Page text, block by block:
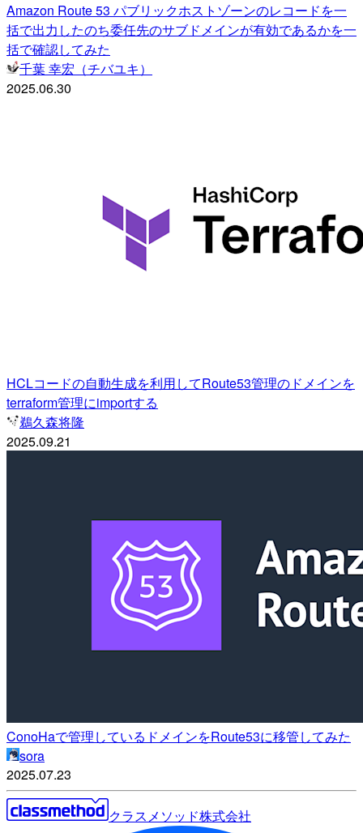
Amazon Route 53 パブリックホストゾーンのレコードを一
括で出力したのち委任先のサブドメインが有効であるかを一
括で確認してみた
千葉 幸宏（チバユキ）
2025.06.30
HCLコードの自動生成を利用してRoute53管理のドメインを
terraform管理にimportする
鵜久森将隆
2025.09.21
ConoHaで管理しているドメインをRoute53に移管してみた
sora
2025.07.23
クラスメソッド株式会社